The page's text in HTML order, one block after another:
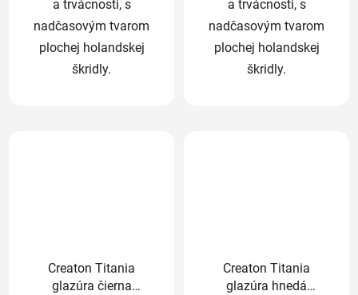
a trvácnosti, s
nadčasovým tvarom
plochej holandskej
škridly.
a trvácnosti, s
nadčasovým tvarom
plochej holandskej
škridly.
Creaton Titania
glazúra čierna
Creaton Titania
glazúra hnedá